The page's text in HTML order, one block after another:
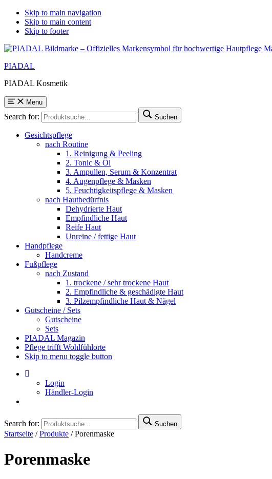
Skip to main navigation
Skip to main content
Skip to footer
PIADAL
PIADAL Kosmetik
Menu
Search for: Suchen
Gesichtspflege
nach Routine
1. Reinigung & Peeling
2. Tonic & Öl
3. Ampullen, Serum & Konzentrat
4. Augenpflege & Masken
5. Feuchtigkeitspflege & Masken
nach Hautbedürfnis
Dehydrierte Haut
Empfindliche Haut
Reife Haut
Unreine / fettige Haut
Handpflege
Handcreme
Fußpflege
nach Zustand
1. trockene / sehr trockene Haut
2. Empfindliche & geschädigte Haut
3. Pilzempfindliche Haut & Nägel
Gutscheine / Sets
Gutscheine
Sets
PIADAL Magazin
Pflege trifft Wohlfühlorte
Skip to menu toggle button
Login
Händler-Login
Search for: Suchen
Startseite /Produkte /Porenmaske
Porenmaske